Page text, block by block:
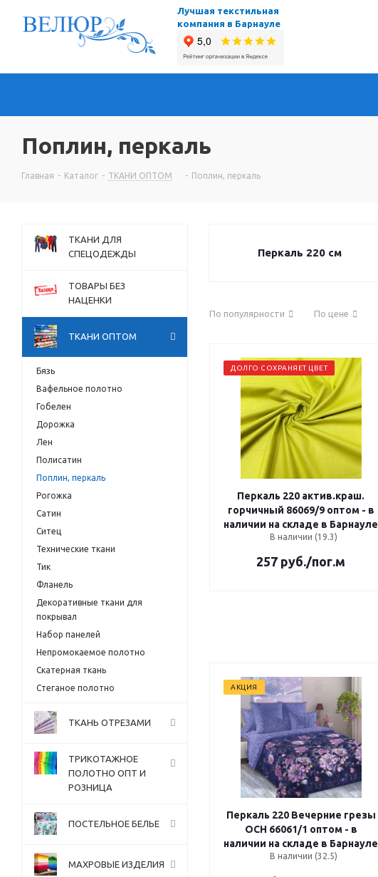
Лучшая текстильная
компания в Барнауле
Поплин, перкаль
Главная - Каталог - ТКАНИ ОПТОМ - Поплин, перкаль
Перкаль 220 см
По популярности По цене
ДОЛГО СОХРАНЯЕТ ЦВЕТ
Перкаль 220 актив.краш.
горчичный 86069/9 оптом - в
наличии на складе в Барнауле
В наличии (19.3)
257 руб./пог.м
АКЦИЯ
Перкаль 220 Вечерние грезы
ОСН 66061/1 оптом - в
наличии на складе в Барнауле
В наличии (32.5)
ТКАНИ ДЛЯ
СПЕЦОДЕЖДЫ
ТОВАРЫ БЕЗ
НАЦЕНКИ
ТКАНИ ОПТОМ
Бязь
Вафельное полотно
Гобелен
Дорожка
Лен
Полисатин
Поплин, перкаль
Рогожка
Сатин
Ситец
Технические ткани
Тик
Фланель
Декоративные ткани для
покрывал
Набор панелей
Непромокаемое полотно
Скатерная ткань
Стеганое полотно
ТКАНЬ ОТРЕЗАМИ
ТРИКОТАЖНОЕ
ПОЛОТНО ОПТ И
РОЗНИЦА
ПОСТЕЛЬНОЕ БЕЛЬЕ
МАХРОВЫЕ ИЗДЕЛИЯ